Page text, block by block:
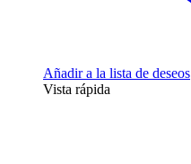
Añadir a la lista de deseos
Vista rápida